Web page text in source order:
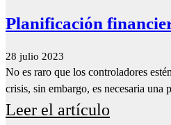
Planificación
28 julio 2023
No es raro que los controladores
crisis, sin embargo, es necesaria
Leer el artículo